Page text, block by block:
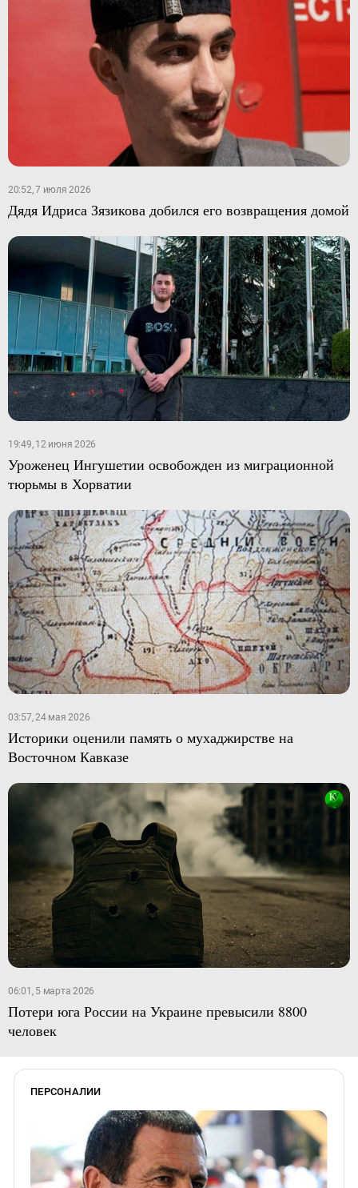
20:52, 7 июля 2026
Дядя Идриса Зязикова добился его возвращения домой
19:49, 12 июня 2026
Уроженец Ингушетии освобожден из миграционной
тюрьмы в Хорватии
03:57, 24 мая 2026
Историки оценили память о мухаджирстве на
Восточном Кавказе
06:01, 5 марта 2026
Потери юга России на Украине превысили 8800
человек
ПЕРСОНАЛИИ